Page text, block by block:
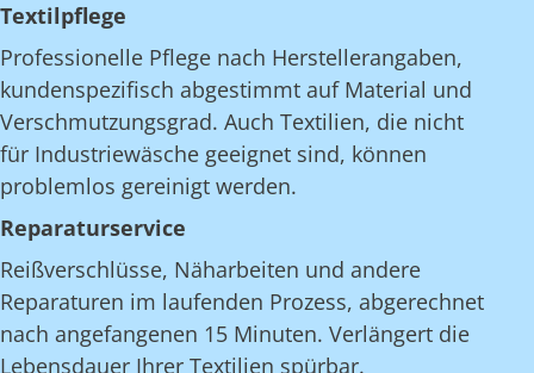
Textilpflege
Professionelle Pflege nach Herstellerangaben,
kundenspezifisch abgestimmt auf Material und
Verschmutzungsgrad. Auch Textilien, die nicht
für Industriewäsche geeignet sind, können
problemlos gereinigt werden.
Reparaturservice
Reißverschlüsse, Näharbeiten und andere
Reparaturen im laufenden Prozess, abgerechnet
nach angefangenen 15 Minuten. Verlängert die
Lebensdauer Ihrer Textilien spürbar.